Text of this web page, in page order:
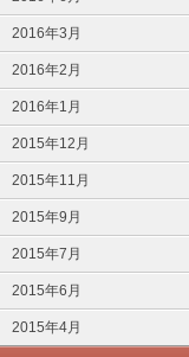
2016年3月
2016年2月
2016年1月
2015年12月
2015年11月
2015年9月
2015年7月
2015年6月
2015年4月